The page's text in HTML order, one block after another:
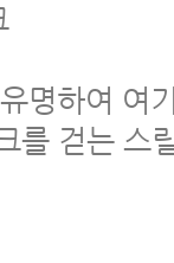
명하여 여
를 걷는 스